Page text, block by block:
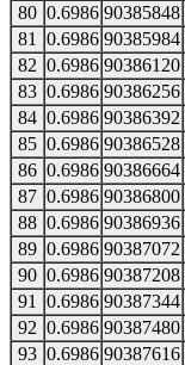
80 0.6986 90385848
81
0.6986 90385984
82 0.6986 90386120
83 0.6986 90386256
84 0.6986 90386392
85 0.6986 90386528
86 0.6986 90386664
87 0.6986 90386800
88 0.6986 90386936
89 0.6986 90387072
90 0.6986 90387208
91
0.6986 90387344
92 0.6986 90387480
93 0.6986 90387616